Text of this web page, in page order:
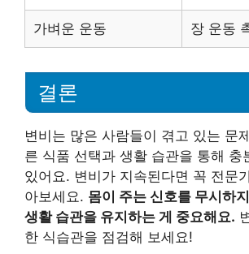
가벼운 운동 장 운동
결론
변비는 많은 사람들이 겪고 있는 문
른 식품 선택과 생활 습관을 통해 충
있어요. 변비가 지속된다면 꼭 전문
아보세요. 몸이 주는 신호를 무시하
생활 습관을 유지하는 게 중요해요.
한 식습관을 점검해 보세요!